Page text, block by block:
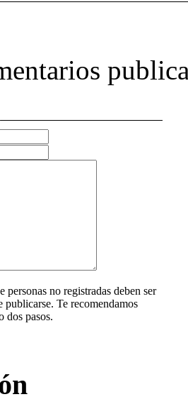
personas no registradas deben ser
publicarse. Te recomendamos
dos pasos.